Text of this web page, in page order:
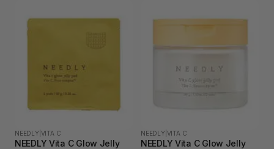
NEEDLY VITA C
NEEDLY Vita C Glow Jelly
NEEDLY VITA C
NEEDLY Vita C Glow Jelly